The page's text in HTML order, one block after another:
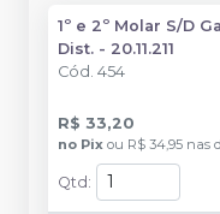
1º e 2º Molar S/D
Dist. - 20.11.211
Cód. 454
R$ 33,20
no Pix ou R$ 34,95 nas
Qtd :